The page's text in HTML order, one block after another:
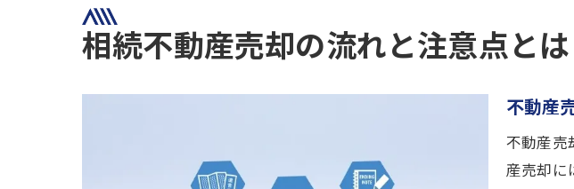
不動産売却と
高槻市不動産
必要書類の揃
専門家と連携
相続不動産売却の流れと注意点とは
不動産
不動産売
産売却に